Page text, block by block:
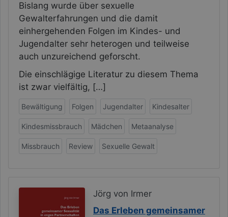
Bislang wurde über sexuelle
Gewalterfahrungen und die damit
einhergehenden Folgen im Kindes- und
Jugendalter sehr heterogen und teilweise
auch unzureichend geforscht.
Die einschlägige Literatur zu diesem Thema
ist zwar vielfältig, […]
Bewältigung Folgen Jugendalter Kindesalter
Kindesmissbrauch Mädchen Metaanalyse
Missbrauch Review Sexuelle Gewalt
Jörg von Irmer
Das Erleben gemeinsamer